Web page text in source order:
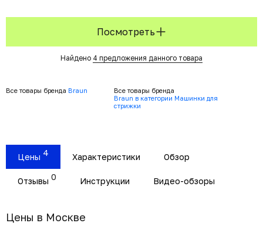
Посмотреть
Найдено 4 предложения данного товара
Все товары бренда Braun
Все товары бренда
Braun в категории Машинки для
стрижки
Цены 4 Характеристики Обзор
Отзывы 0 Инструкции Видео-обзоры
Цены в Москвe